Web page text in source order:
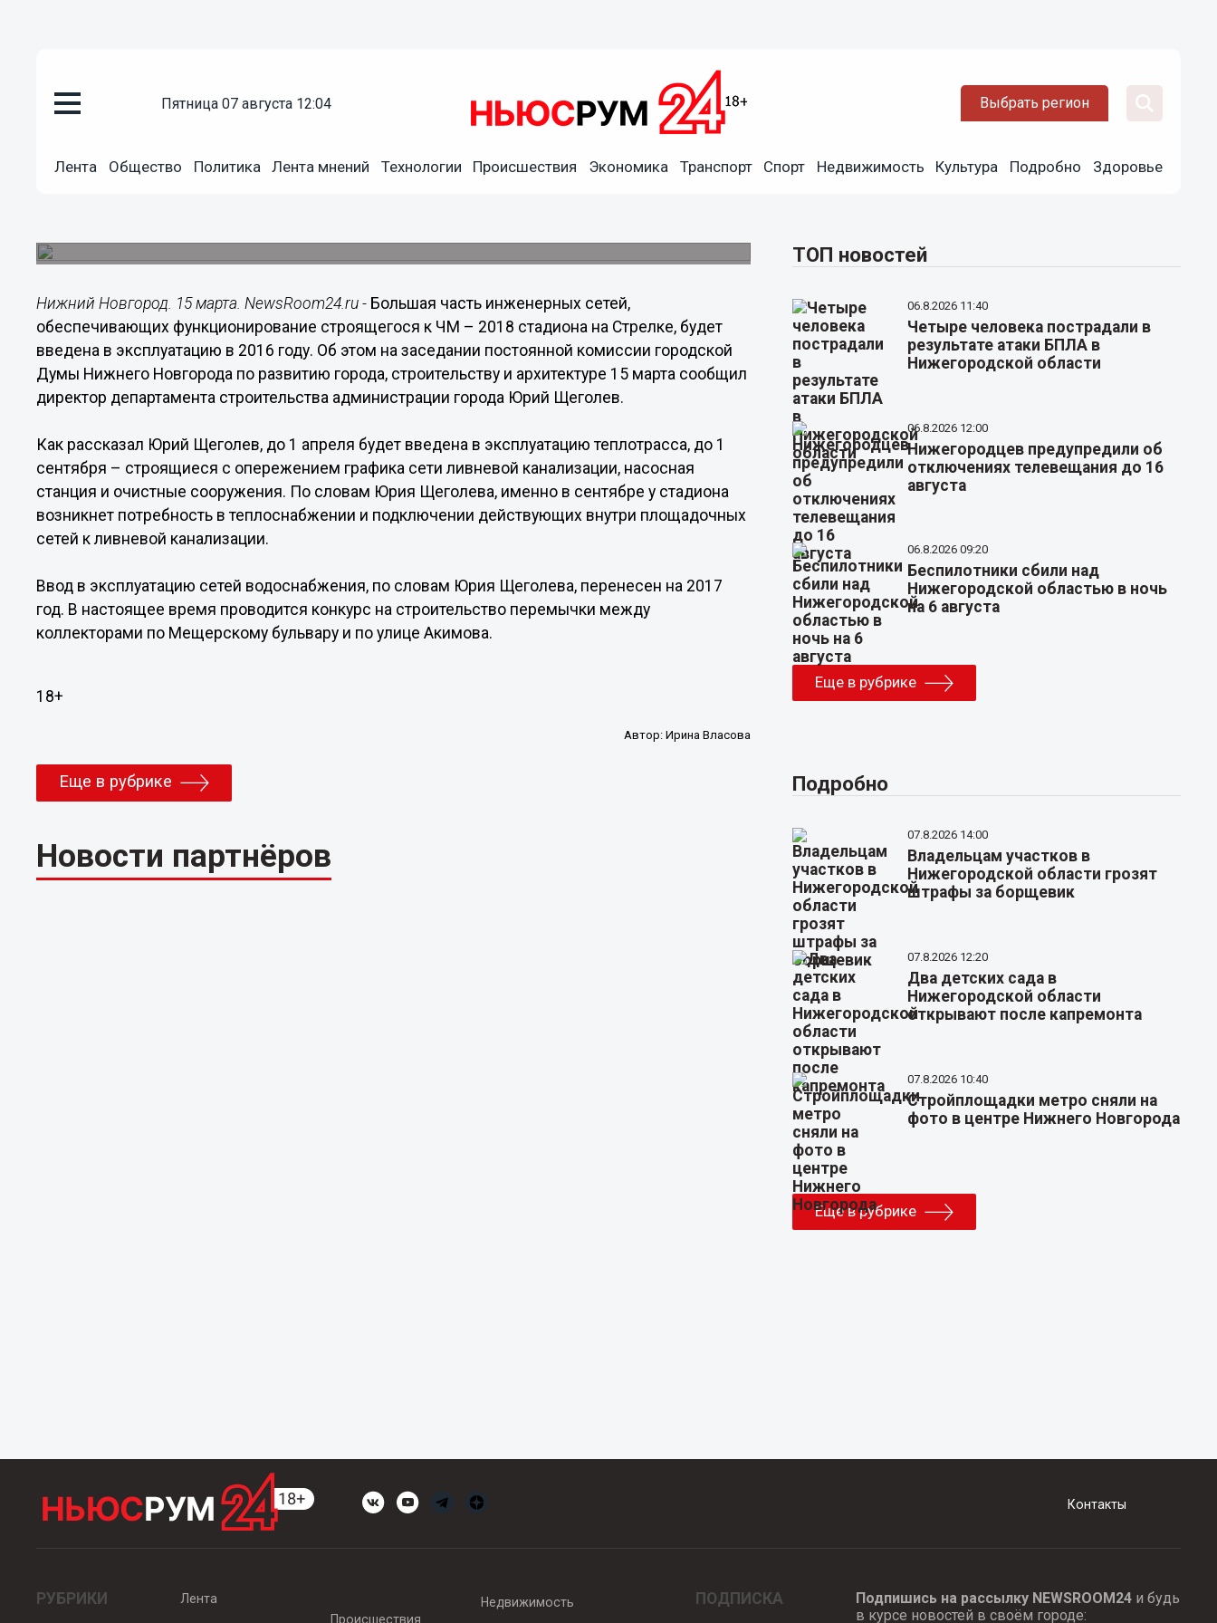
пятница 07 августа 12:04 Выбрать регион
Лента Общество Политика Лента мнений Технологии Происшествия Экономика Транспорт Спорт Недвижимость Культура Подробно Здоровье
Большая часть инженерных сетей для строящегося к ЧМ –
Нижний Новгород. 15 марта. NewsRoom24.ru - Большая часть инженерных сетей,
обеспечивающих функционирование строящегося к ЧМ – 2018 стадиона на Стрелке, будет
введена в эксплуатацию в 2016 году. Об этом на заседании постоянной комиссии городской
Думы Нижнего Новгорода по развитию города, строительству и архитектуре 15 марта сообщил
директор департамента строительства администрации города Юрий Щеголев.
Как рассказал Юрий Щеголев, до 1 апреля будет введена в эксплуатацию теплотрасса, до 1
сентября – строящиеся с опережением графика сети ливневой канализации, насосная
станция и очистные сооружения. По словам Юрия Щеголева, именно в сентябре у стадиона
возникнет потребность в теплоснабжении и подключении действующих внутри площадочных
сетей к ливневой канализации.
Ввод в эксплуатацию сетей водоснабжения, по словам Юрия Щеголева, перенесен на 2017
год. В настоящее время проводится конкурс на строительство перемычки между
коллекторами по Мещерскому бульвару и по улице Акимова.
18+
Автор: Ирина Власова
Еще в рубрике
Новости партнёров
ТОП новостей
06.8.2026 11:40
Четыре человека пострадали в
результате атаки БПЛА в
Нижегородской области
06.8.2026 12:00
Нижегородцев предупредили об
отключениях телевещания до 16
августа
06.8.2026 09:20
Беспилотники сбили над
Нижегородской областью в ночь
на 6 августа
Еще в рубрике
Подробно
07.8.2026 14:00
Владельцам участков в
Нижегородской области грозят
штрафы за борщевик
07.8.2026 12:20
Два детских сада в
Нижегородской области
открывают после капремонта
07.8.2026 10:40
Стройплощадки метро сняли на
фото в центре Нижнего Новгорода
Еще в рубрике
Контакты
РУБРИКИ
Лента
Происшествия
Недвижимость ПОДПИСКА Подпишись на рассылку NEWSROOM24и будь
в курсе новостей в своём городе: